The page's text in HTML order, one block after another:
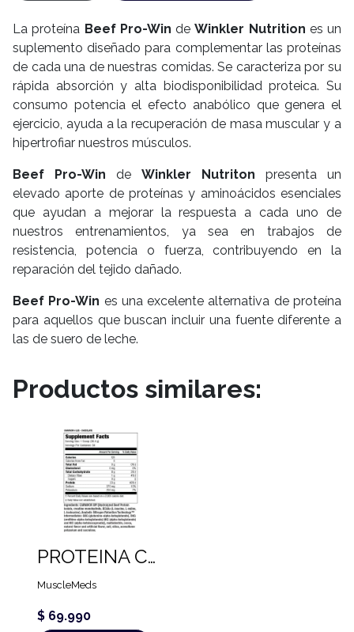
La proteína Beef Pro-Win deWinkler Nutrition es un
suplemento diseñado para complementar las proteínas
de cada una de nuestras comidas. Se caracteriza por su
rápida absorción y alta biodisponibilidad proteica. Su
consumo potencia el efecto anabólico que genera el
ejercicio, ayuda a la recuperación de masa muscular y a
hipertrofiar nuestros músculos.
Beef Pro-Win de Winkler Nutriton presenta un
elevado aporte de proteínas y aminoácidos esenciales
que ayudan a mejorar la respuesta a cada uno de
nuestros entrenamientos, ya sea en trabajos de
resistencia, potencia o fuerza, contribuyendo en la
reparación del tejido dañado.
Beef Pro-Win es una excelente alternativa de proteína
para aquellos que buscan incluir una fuente diferente a
las de suero de leche.
Productos similares:
PROTEINA CARNIVOR (4 LB)
MuscleMeds
$ 69.990